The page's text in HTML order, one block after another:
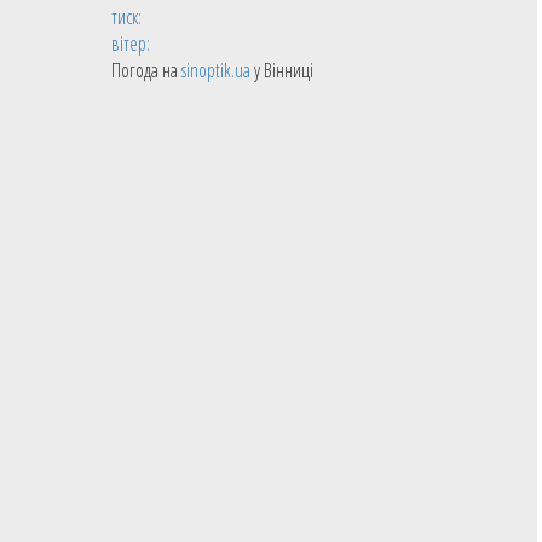
тиск:
вітер:
Погода наsinoptik.uaу Вінниці